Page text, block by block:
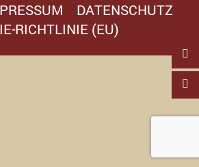
DATENSCHUTZ
RICHTLINIE (EU)